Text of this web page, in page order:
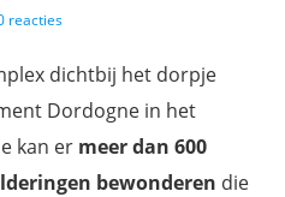
reacties
dichtbij het dorpje
Dordogne in het
kan er meer dan 600
bewonderen die